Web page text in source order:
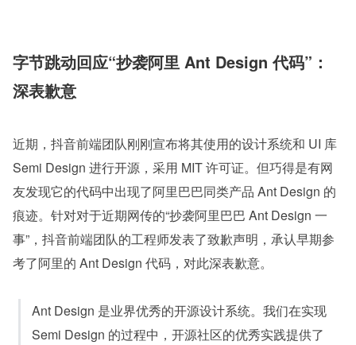
字节跳动回应“抄袭阿里 Ant Design 代码”：
深表歉意
近期，抖音前端团队刚刚宣布将其使用的设计系统和 UI 库
Semi Design 进行开源，采用 MIT 许可证。但巧得是有网
友发现它的代码中出现了阿里巴巴同类产品 Ant Design 的
痕迹。针对对于近期网传的“抄袭阿里巴巴 Ant Design 一
事”，抖音前端团队的工程师发表了致歉声明，承认早期参
考了阿里的 Ant Design 代码，对此深表歉意。
Ant Design 是业界优秀的开源设计系统。我们在实现
Semi Design 的过程中，开源社区的优秀实践提供了